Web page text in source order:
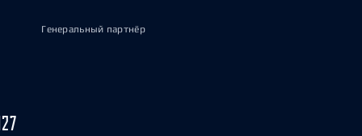
Генеральный партнёр